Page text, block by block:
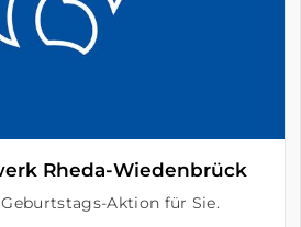
Rheda-Wiedenbrück
Aktion für Sie.